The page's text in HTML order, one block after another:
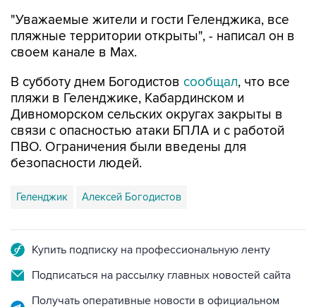
"Уважаемые жители и гости Геленджика, все
пляжные территории открыты", - написал он в
своем канале в Max.
В субботу днем Богодистов сообщал, что все
пляжи в Геленджике, Кабардинском и
Дивноморском сельских округах закрыты в
связи с опасностью атаки БПЛА и с работой
ПВО. Ограничения были введены для
безопасности людей.
Геленджик Алексей Богодистов
Купить подписку на профессиональную ленту
Подписаться на рассылку главных новостей сайта
Получать оперативные новости в официальном